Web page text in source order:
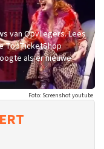
van Opvliegers. Lees
TopTicketShop
als er nieuwe
Foto: Screenshot youtube